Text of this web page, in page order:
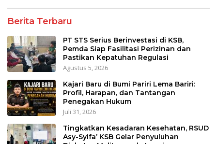
Berita Terbaru
PT STS Serius Berinvestasi di KSB,
Pemda Siap Fasilitasi Perizinan dan
Pastikan Kepatuhan Regulasi
Agustus 5, 2026
Kajari Baru di Bumi Pariri Lema Bariri:
Profil, Harapan, dan Tantangan
Penegakan Hukum
Juli 31, 2026
Tingkatkan Kesadaran Kesehatan, RSUD
Asy-Syifa’ KSB Gelar Penyuluhan